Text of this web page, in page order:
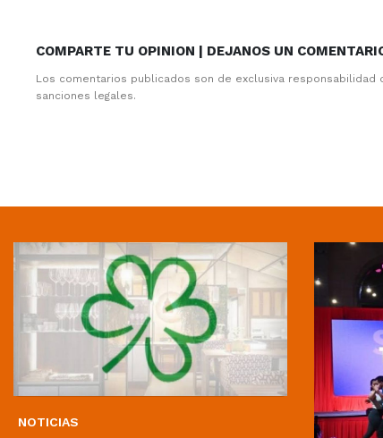
COMPARTE TU OPINION | DEJANOS UN
Los comentarios publicados son de exclusiva
sanciones legales.
NOTICIAS